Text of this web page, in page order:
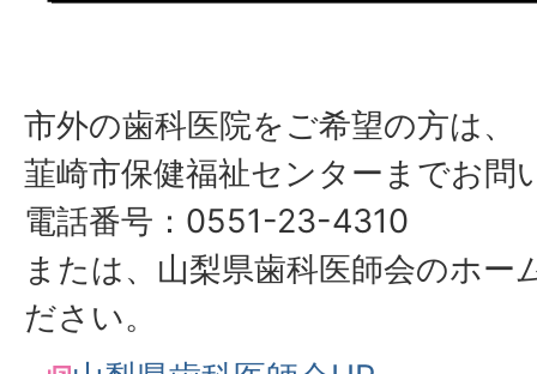
市外の歯科医院をご希望の方は、
韮崎市保健福祉センターまでお問
電話番号：0551-23-4310
または、山梨県歯科医師会のホー
ださい。